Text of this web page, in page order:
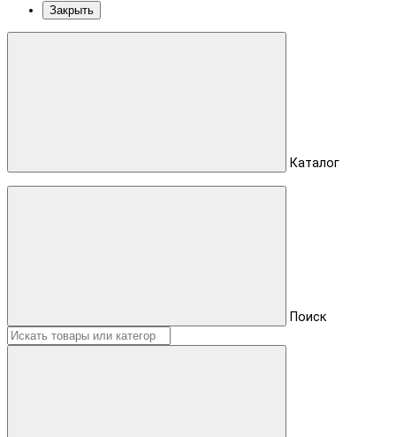
Закрыть
Каталог
Поиск